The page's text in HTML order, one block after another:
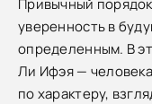
Привычный
уверенность в
определенным. В
Ли Ифэя —
по характеру,